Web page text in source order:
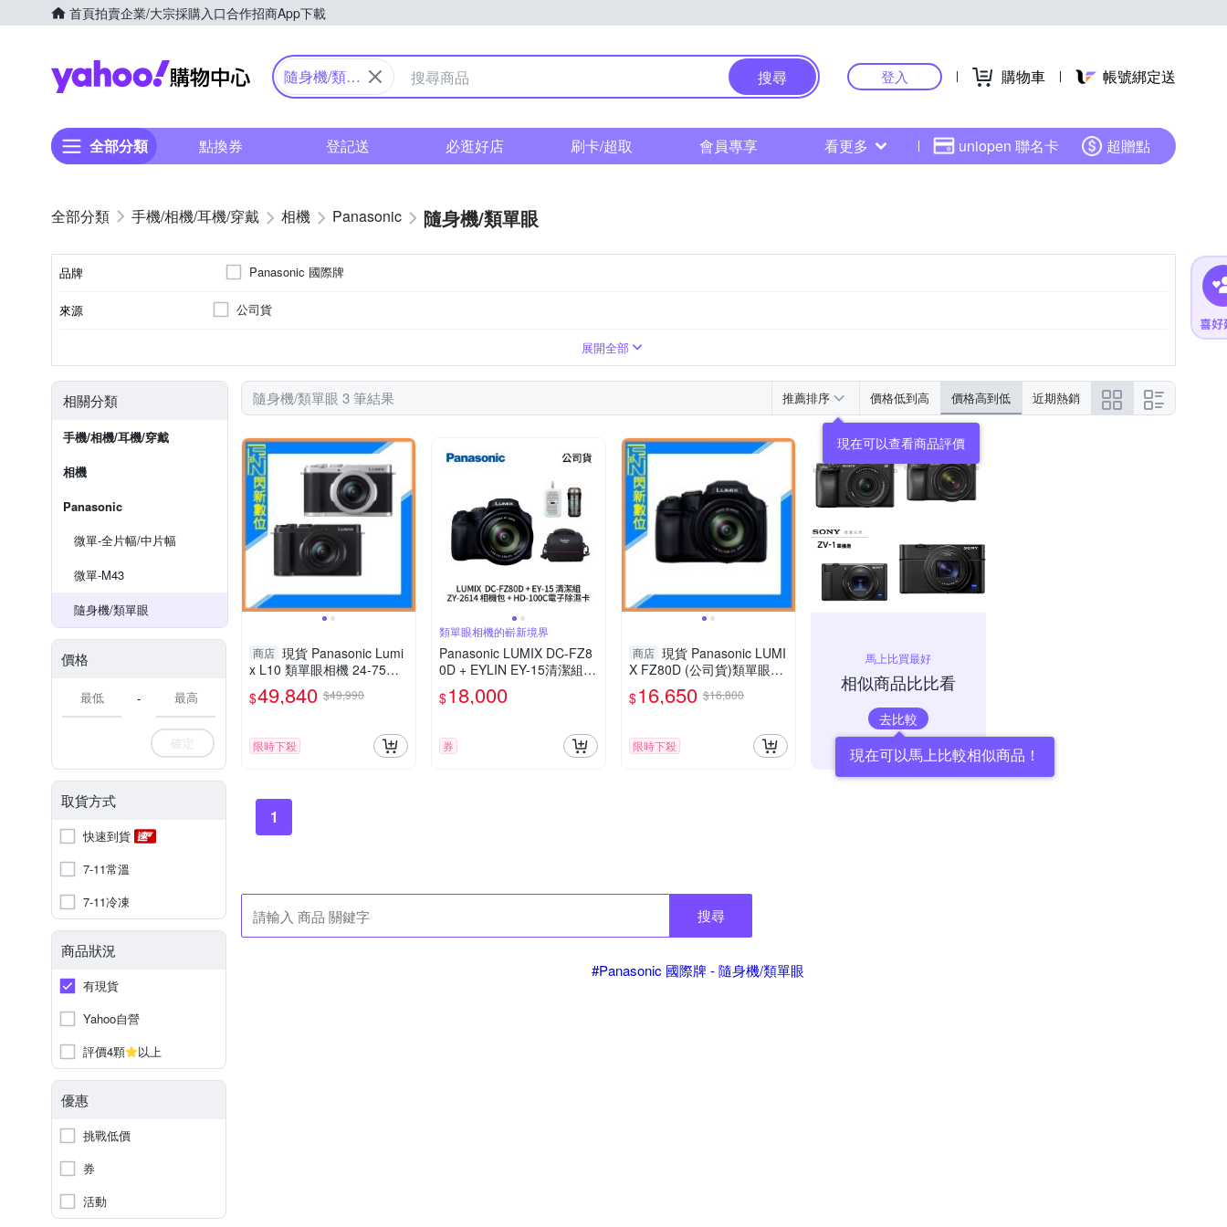
首頁拍賣企業/大宗採購入口合作招商App下載
Yahoo購物中心
隨身機/類單
搜尋 登入 購物車 帳號綁定送
全部分類 點換券 登記送 必逛好店 刷卡/超取 會員專享 看更多 uniopen 聯名卡 超贈點
手機/相機/耳機/穿戴 相機 Panasonic 隨身機/類單眼
品牌 Panasonic 國際牌
來源 公司貨
展開全部
相關分類
手機/相機/耳機/穿戴
相機
Panasonic
微單-全片幅/中片幅
微單-M43
隨身機/類單眼
價格
-
確定
取貨方式
快速到貨
7-11常溫
7-11冷凍
商品狀況
有現貨
Yahoo自營
評價4顆
以上
優惠
挑戰低價
券
活動
隨身機/類單眼 3 筆結果 推薦排序 價格低到高 價格高到低 近期熱銷
現在可以查看商品評價
商店 現貨 Panasonic Lumi
x L10 類單眼相機 24-75mm
(DC-L10,公司貨)
$49,840 $49,990
限時下殺
類單眼相機的嶄新境界
Panasonic LUMIX DC-FZ8
0D + EYLIN EY-15清潔組 +
SunLight ZY-2614相機包 +
EirMai 銳瑪 HD-100C電子
$18,000
券
商店 現貨 Panasonic LUMI
X FZ80D (公司貨)類單眼相
$16,650 $16,800
限時下殺
馬上比買最好
相似商品比比看
去比較
現在可以馬上比較相似商品！
1
搜尋
#Panasonic 國際牌 - 隨身機/類單眼